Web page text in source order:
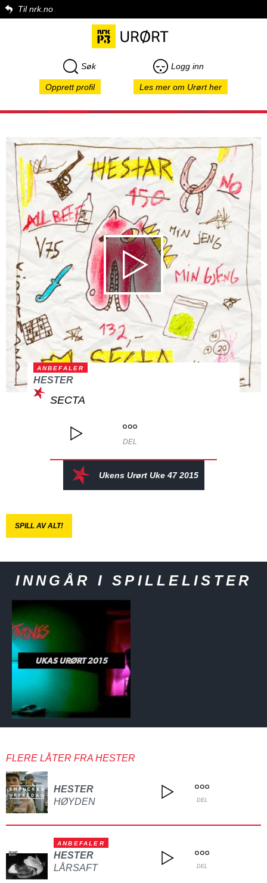
Til nrk.no
Søk Logg inn
Opprett profil Les mer om Urørt her
ANBEFALER
HESTER
SECTA
DEL
Ukens Urørt Uke 47 2015
SPILL AV ALT!
INNGÅR I SPILLELISTER
UKAS URØRT 2015
FLERE LÅTER FRA HESTER
HESTER
HØYDEN
DEL
ANBEFALER
HESTER
LÅRSAFT
DEL